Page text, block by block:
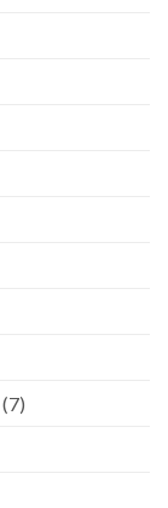
(7)